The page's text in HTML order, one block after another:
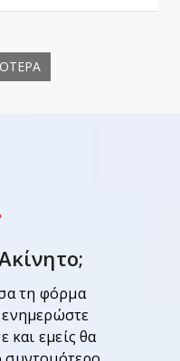
τη φόρμα
και εμείς θα